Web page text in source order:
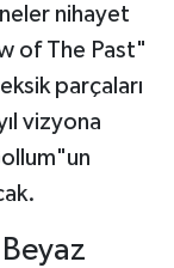
nihayet
of The Past"
parçaları
vizyona